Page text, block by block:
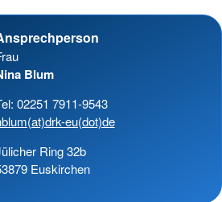
Blum
02251 7911-9543
eu(dot)de
Ring 32b
Euskirchen